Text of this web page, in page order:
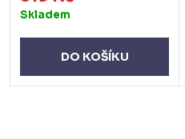
Skladem
DO KOŠÍKU